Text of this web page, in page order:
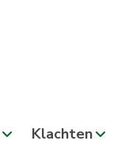
Klachten